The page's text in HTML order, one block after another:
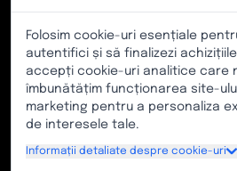
ASISTENȚĂ CLIENȚI
TikiToki Zentroa, Bulevardul
număr, 48991, Algorta,
Număr de telefon: (+34) 628
Folosim cookie-uri esențiale
autentifici și să finalizezi
accepți cookie-uri analitice care
îmbunătățim funcționarea site-
marketing pentru a personaliza
de interesele tale.
Informații detaliate despre cookie-uri